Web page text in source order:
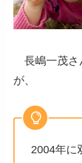
長嶋一茂さ
が、
2004年に